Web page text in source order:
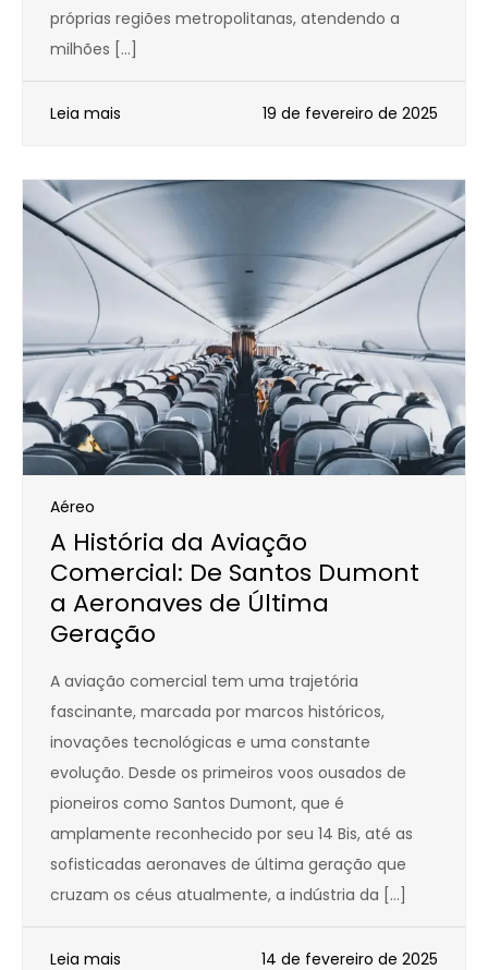
próprias regiões metropolitanas, atendendo a
milhões […]
Leia mais 19 de fevereiro de 2025
Aéreo
A História da Aviação
Comercial: De Santos Dumont
a Aeronaves de Última
Geração
A aviação comercial tem uma trajetória
fascinante, marcada por marcos históricos,
inovações tecnológicas e uma constante
evolução. Desde os primeiros voos ousados de
pioneiros como Santos Dumont, que é
amplamente reconhecido por seu 14 Bis, até as
sofisticadas aeronaves de última geração que
cruzam os céus atualmente, a indústria da […]
Leia mais 14 de fevereiro de 2025